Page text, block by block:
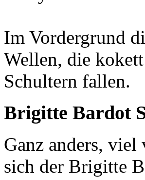
Im Vordergrund
Wellen, die
Schultern fallen.
Brigitte Bardot
Ganz anders,
sich der Brigitte